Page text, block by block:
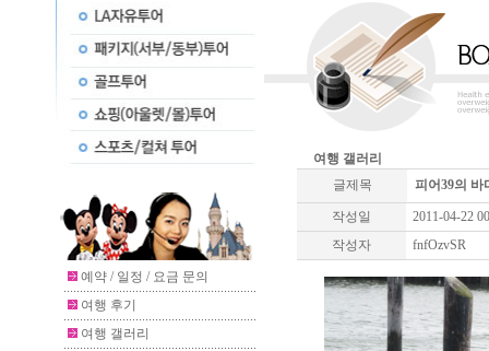
예약 / 일정 / 요금 문의
여행 후기
여행 갤러리
여행 갤러리
글제목
피어39의 바
작성일
2011-04-22
작성자
fnfOzvSR